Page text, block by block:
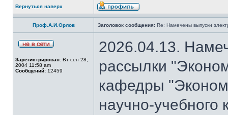
Вернуться наверх
Проф.А.И.Орлов Заголовок сообщения: Re: Намечены выпуски
Зарегистрирован: Вт сен 28,
2004 11:58 am
Сообщений: 12459
2026.04.13.
рассылки
кафедры
научно-